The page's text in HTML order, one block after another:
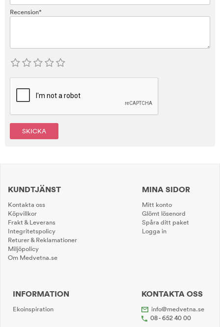
Recension*
SKICKA
KUNDTJÄNST
Kontakta oss
Köpvillkor
Frakt & Leverans
Integritetspolicy
Returer & Reklamationer
Miljöpolicy
Om Medvetna.se
MINA SIDOR
Mitt konto
Glömt lösenord
Spåra ditt paket
Logga in
INFORMATION
Ekoinspiration
KONTAKTA OSS
info@medvetna.se
08 - 652 40 00